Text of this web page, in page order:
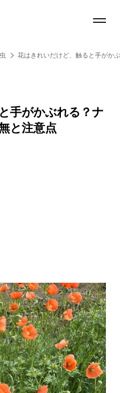
花はきれいだけど、触ると手がか
手がかぶれる？ナ
と注意点